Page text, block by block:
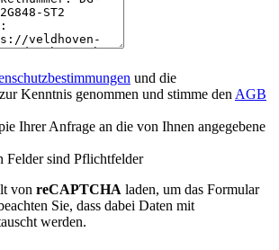
und die
zur Kenntnis genommen und stimme den AGB
Ihrer Anfrage an die von Ihnen angegebene
Felder sind Pflichtfelder
von reCAPTCHA laden, um das Formular
Sie, dass dabei Daten mit
werden.